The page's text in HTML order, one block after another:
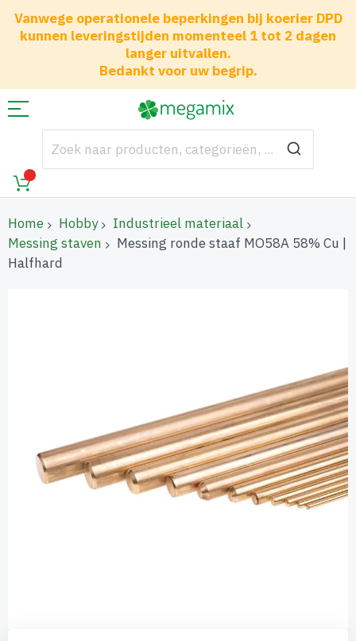
Vanwege operationele beperkingen bij koerier DPD
kunnen leveringstijden momenteel 1 tot 2 dagen
langer uitvallen.
Bedankt voor uw begrip.
Home Hobby
Industrieel materiaal
Messing staven
Messing ronde staaf MO58A 58% Cu |
Halfhard